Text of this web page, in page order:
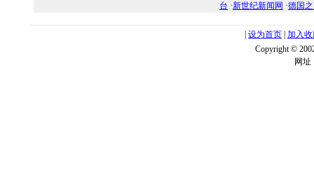
台 ·新世纪新闻网 ·德国
设为首页 加入
Copyright ©
网址